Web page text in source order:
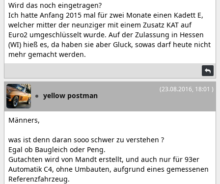
Wird das noch eingetragen?
Ich hatte Anfang 2015 mal für zwei Monate einen Kadett E,
welcher mitter der neunziger mit einem Zusatz KAT auf
Euro2 umgeschlüsselt wurde. Auf der Zulassung in Hessen
(WI) hieß es, da haben sie aber Gluck, sowas darf heute nicht
mehr gemacht werden.
(23.08.2016, 18:01 )
yellow postman
Männers,
was ist denn daran sooo schwer zu verstehen ?
Egal ob Baugleich oder Peng.
Gutachten wird von Mandt erstellt, und auch nur für 93er
Automatik C4, ohne Umbauten, aufgrund eines gemessenen
Referenzfahrzeug.